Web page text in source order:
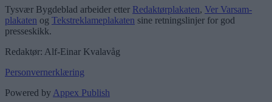
Tysvær Bygdeblad arbeider etter Redaktørplakaten, Ver Varsam-
plakaten og Tekstreklameplakaten sine retningslinjer for god
presseskikk.
Redaktør: Alf-Einar Kvalavåg
Personvernerklæring
Powered byAppex Publish